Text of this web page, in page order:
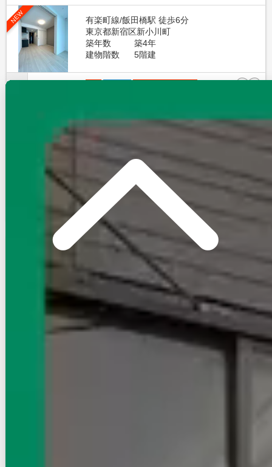
NEW
有楽町線/飯田橋駅 徒歩6分
東京都新宿区新小川町
築年数
築4年
建物階数
5階建
画像 : 23枚
管理費等：12,000円
1DK
空室確認 無料 電話で問合せ
お店にLINEで相談する
賃貸マンション
初期費用に注目
総武線/飯田橋駅 徒歩3分
東京都千代田区飯田橋２丁目
築年数
築14年
建物階数
無料オンライン相談可